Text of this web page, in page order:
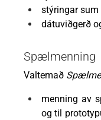
stýringar
dátuviðgerð
Spælmenning
Valtemað
menning av
og til